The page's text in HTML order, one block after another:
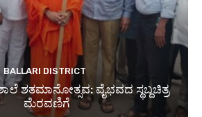
BALLARI DISTRICT
ಶತಮಾನೋತ್ಸವ: ವೈಭವದ ಸ್ಥಬ್ದಚಿತ್ರ
ಮೆರವಣಿಗೆ